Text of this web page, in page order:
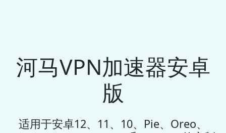
河马VPN加速器安卓
版
适用于安卓12、11、10、Pie、Oreo、